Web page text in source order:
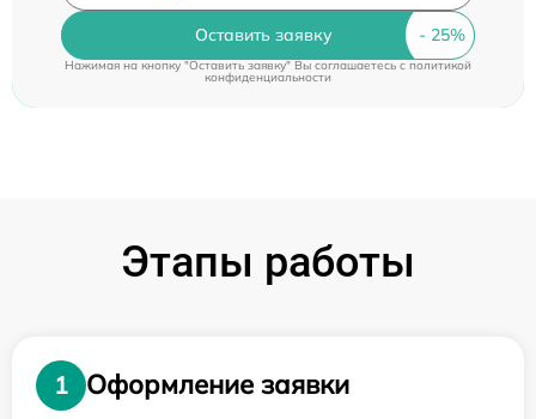
Оставить заявку
Нажимая на кнопку "Оставить заявку" Вы соглашаетесь cполитикой
конфиденциальности
Этапы работы
1
Оформление заявки